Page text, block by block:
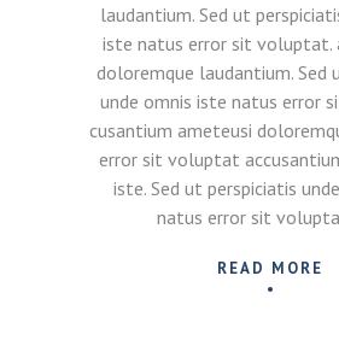
laudantium. Sed ut
iste natus error sit voluptat.
doloremque laudantium. Sed
unde omnis iste natus error
cusantium ameteusi
error sit voluptat
iste. Sed ut perspiciatis
natus error sit
READ MORE